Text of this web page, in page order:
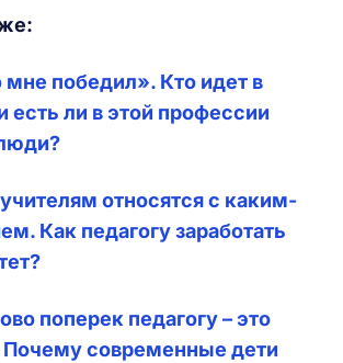
мне победил». Кто идет в
есть ли в этой профессии
относятся с каким-
Как педагогу заработать
поперек педагогу – это
Почему современные дети